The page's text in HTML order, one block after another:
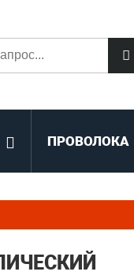
ПРОВОЛОКА